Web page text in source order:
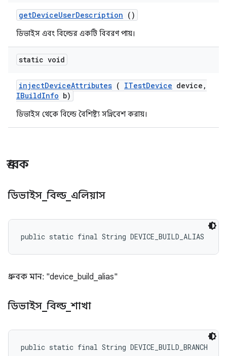
getDeviceUserDescription ()
ডিভাইস এবং বিল্ডের একটি বিবরণ পায়।
static void
injectDeviceAttributes ( ITestDevice device ,
IBuildInfo b)
ডিভাইস থেকে বিল্ডে বৈশিষ্ট্য সন্নিবেশ করায়।
ধ্রুবক
ডিভাইস _বিল্ড_ এলিয়াস
public static final String DEVICE_BUILD_ALIAS
ধ্রুবক মান: "device_build_alias"
ডিভাইস _বিল্ড_শাখা
public static final String DEVICE_BUILD_BRANCH